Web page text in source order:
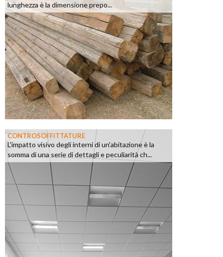
lunghezza è la dimensione prepo...
CONTROSOFFITTATURE
L'impatto visivo degli interni di un'abitazione è la
somma di una serie di dettagli e peculiarità ch...